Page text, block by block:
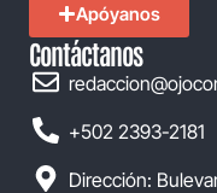
Apóyanos
Contáctanos
+502 2393-2181
Dirección: